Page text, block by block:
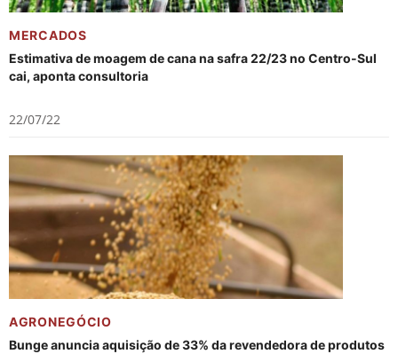
MERCADOS
Estimativa de moagem de cana na safra 22/23 no Centro-Sul
cai, aponta consultoria
22/07/22
AGRONEGÓCIO
Bunge anuncia aquisição de 33% da revendedora de produtos